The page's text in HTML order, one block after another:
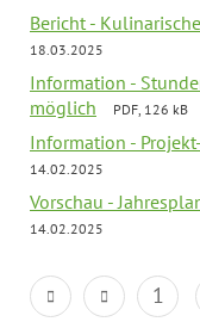
Bericht -
18.03.2025
Information -
möglich
PDF, 126 kB
Information -
14.02.2025
Vorschau -
14.02.2025
1